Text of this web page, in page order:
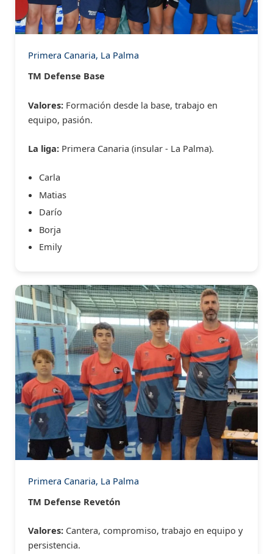
Primera Canaria, La Palma
TM Defense Base
Valores: Formación desde la base, trabajo en
equipo, pasión.
La liga: Primera Canaria (insular - La Palma).
Carla
Matias
Darío
Borja
Emily
Primera Canaria, La Palma
TM Defense Revetón
Valores: Cantera, compromiso, trabajo en equipo y
persistencia.